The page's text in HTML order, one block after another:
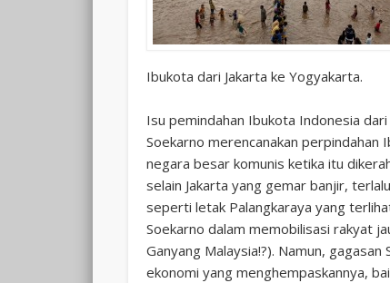
Ibukota dari Jakarta ke Yogyakarta.
Isu pemindahan Ibukota Indonesia
Soekarno merencanakan perpindahan
negara besar komunis ketika itu
selain Jakarta yang gemar banjir,
seperti letak Palangkaraya yang
Soekarno dalam memobilisasi rakyat
Ganyang Malaysia!?). Namun,
ekonomi yang menghempaskannya,